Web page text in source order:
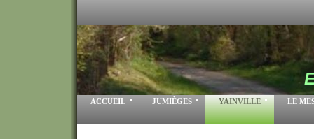
ACCUEIL JUMIÈGES YAINVILLE LE